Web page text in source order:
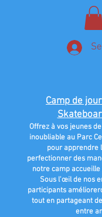
Camp de
Offrez à vos jeunes
inoubliable au Parc
pour apprendre
perfectionner des
notre camp
Sous l'œil de nos
participants
tout en partageant
entre